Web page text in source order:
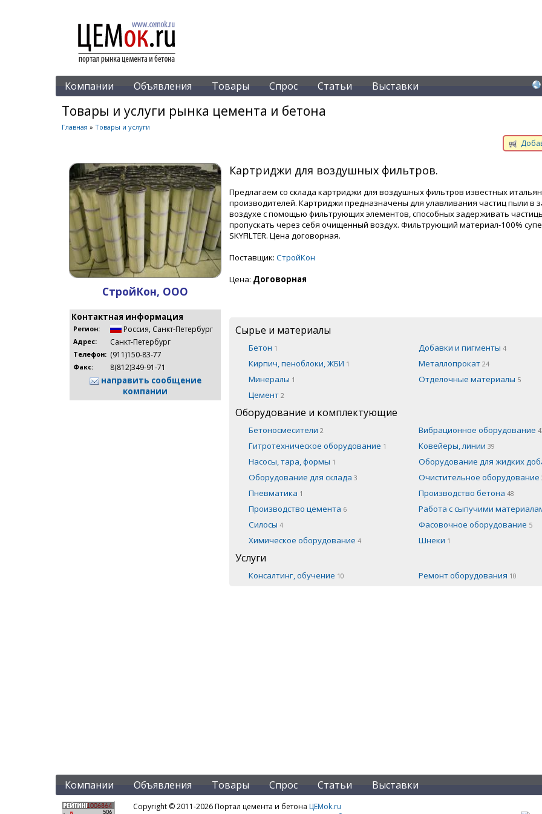
Компании Объявления Товары Спрос Статьи Выставки
Товары и услуги рынка цемента и бетона
Главная » Товары и услуги
СтройКон, ООО
Контактная информация
Регион: Россия, Санкт-Петербург
Адрес: Санкт-Петербург
Телефон: (911)150-83-77
Факс: 8(812)349-91-71
направить сообщение
компании
Картриджи для воздушных фильтров.
Предлагаем со склада картриджи для воздушных фильтров известных
производителей. Картриджи предназначены для улавливания частиц пыли в
воздухе с помощью фильтрующих элементов, способных задерживать
пропускать через себя очищенный воздух. Фильтрующий материал-100%
SKYFILTER. Цена договорная.
Поставщик: СтройКон
Цена: Договорная
Сырье и материалы
Бетон 1 Добавки и пигменты 4
Кирпич, пеноблоки, ЖБИ 1 Металлопрокат 24
Минералы 1 Отделочные материалы 5
Цемент 2
Оборудование и комплектующие
Бетоносмесители 2 Вибрационное оборудование
Гитротехническое оборудование 1 Ковейеры, линии 39
Насосы, тара, формы 1 Оборудование для жидких
Оборудование для склада 3 Очистительное оборудование
Пневматика 1 Производство бетона 48
Производство цемента 6 Работа с сыпучими
Силосы 4 Фасовочное оборудование 5
Химическое оборудование 4 Шнеки 1
Услуги
Консалтинг, обучение 10 Ремонт оборудования 10
Компании Объявления Товары Спрос Статьи Выставки
Copyright © 2011-2026 Портал цемента и бетона ЦЕМok.ru